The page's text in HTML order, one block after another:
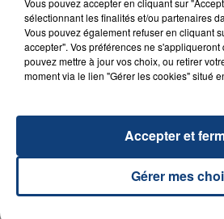
TITRES DIFFUSÉS
16h06
16h06
Vous pouvez accepter en cliquant sur
sélectionnant les finalités et/ou partenaires
Vous pouvez également refuser en cliquant
accepter". Vos préférences ne s'appliqueront
pouvez mettre à jour vos choix, ou retirer
moment via le lien "Gérer les cookies" situé
Gérer mes
Accepter et